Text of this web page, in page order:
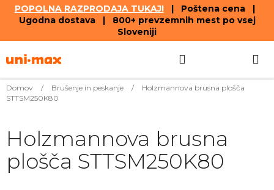
POPOLNA RAZPRODAJA TUKAJ!| Poštena cena |
Ugodna dostava | 800+ prevzemnih mest po vsej
Sloveniji
to
Domov / Brušenje in peskanje /
Holzmannova brusna plošča
STTSM250K80
Holzmannova brusna
plošča STTSM250K80